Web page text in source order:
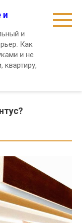
и
и
Как
и не
квартиру,